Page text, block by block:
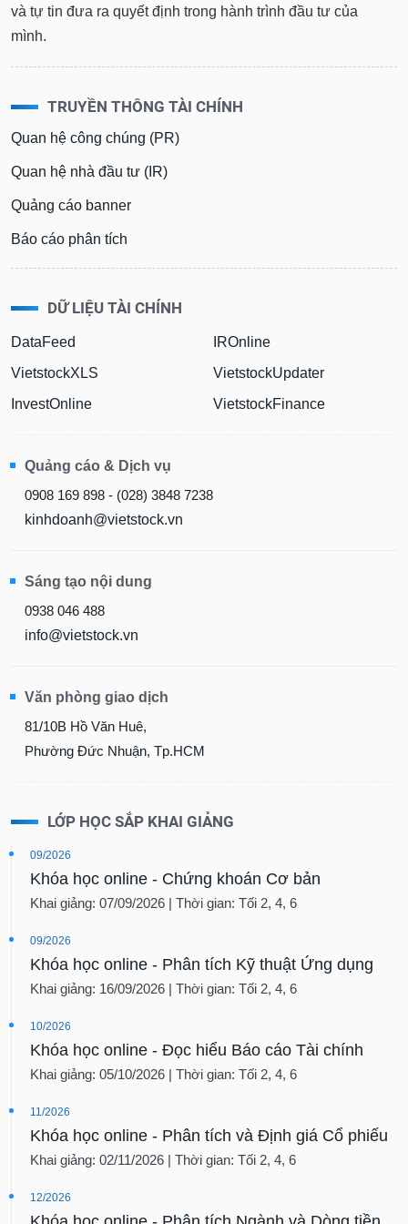
và tự tin đưa ra quyết định trong hành trình đầu tư của
mình.
TRUYỀN THÔNG TÀI CHÍNH
Quan hệ công chúng (PR)
Quan hệ nhà đầu tư (IR)
Quảng cáo banner
Báo cáo phân tích
DỮ LIỆU TÀI CHÍNH
DataFeed
VietstockXLS
InvestOnline
IROnline
VietstockUpdater
VietstockFinance
Quảng cáo & Dịch vụ
0908 169 898 - (028) 3848 7238
kinhdoanh@vietstock.vn
Sáng tạo nội dung
0938 046 488
info@vietstock.vn
Văn phòng giao dịch
81/10B Hồ Văn Huê,
Phường Đức Nhuận, Tp.HCM
LỚP HỌC SẮP KHAI GIẢNG
09/2026
Khóa học online - Chứng khoán Cơ bản
Khai giảng: 07/09/2026 | Thời gian: Tối 2, 4, 6
09/2026
Khóa học online - Phân tích Kỹ thuật Ứng dụng
Khai giảng: 16/09/2026 | Thời gian: Tối 2, 4, 6
10/2026
Khóa học online - Đọc hiểu Báo cáo Tài chính
Khai giảng: 05/10/2026 | Thời gian: Tối 2, 4, 6
11/2026
Khóa học online - Phân tích và Định giá Cổ phiếu
Khai giảng: 02/11/2026 | Thời gian: Tối 2, 4, 6
12/2026